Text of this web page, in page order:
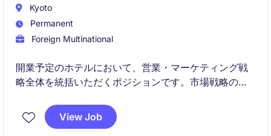
Kyoto
Permanent
Foreign Multinational
開業予定のホテルにおいて、営業・マーケティング戦
略全体を統括いただくポジションです。市場戦略の立
メントまで幅広くリードしていただきます。
View Job